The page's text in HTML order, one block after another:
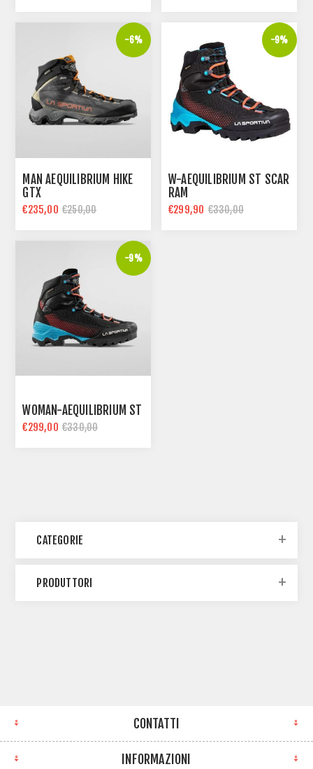
-6%
MAN AEQUILIBRIUM HIKE
GTX
€235,00 €250,00
-9%
W-AEQUILIBRIUM ST SCAR
RAM
€299,90 €330,00
-9%
WOMAN-AEQUILIBRIUM ST
€299,00 €330,00
CATEGORIE
PRODUTTORI
CONTATTI
INFORMAZIONI